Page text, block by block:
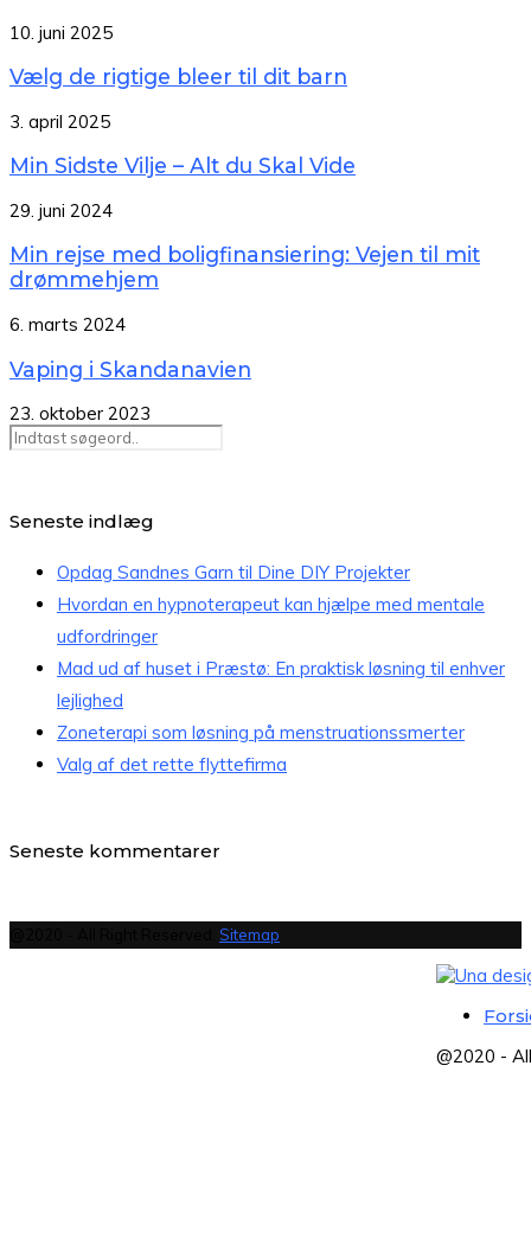
10. juni 2025
Vælg de rigtige bleer til dit barn
3. april 2025
Min Sidste Vilje – Alt du Skal Vide
29. juni 2024
Min rejse med boligfinansiering: Vejen til mit
drømmehjem
6. marts 2024
Vaping i Skandanavien
23. oktober 2023
Seneste indlæg
Opdag Sandnes Garn til Dine DIY Projekter
Hvordan en hypnoterapeut kan hjælpe med mentale
udfordringer
Mad ud af huset i Præstø: En praktisk løsning til enhver
lejlighed
Zoneterapi som løsning på menstruationssmerter
Valg af det rette flyttefirma
Seneste kommentarer
Sitemap
@2020 -